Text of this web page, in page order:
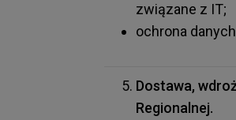
związane z IT;
ochrona danych
Dostawa,
Regionalnej.